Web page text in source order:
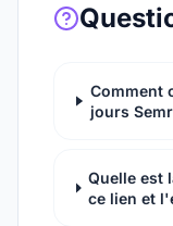
Comment
jours
Quelle est
ce lien et